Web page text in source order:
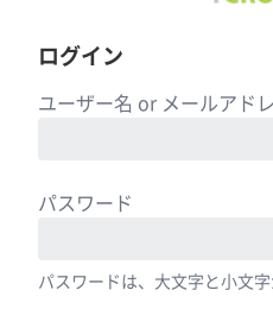
ログイン
ユーザー名 or メールアド
パスワード
パスワードは、大文字と小文字